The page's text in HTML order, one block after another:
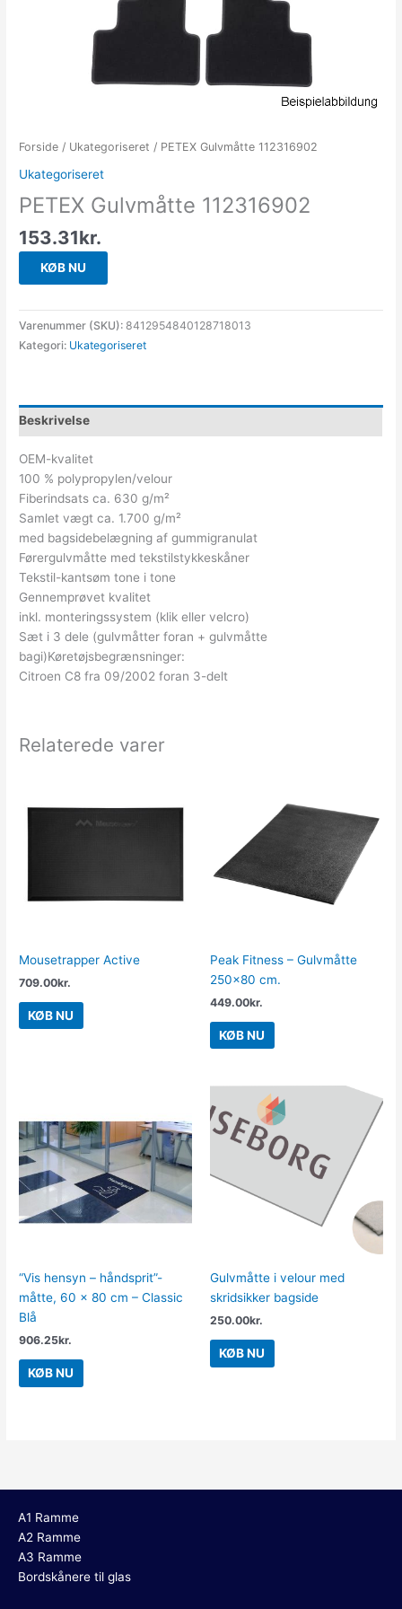
Forside / Ukategoriseret / PETEX Gulvmåtte 112316902
Ukategoriseret
PETEX Gulvmåtte 112316902
153.31kr.
KØB NU
Varenummer (SKU):8412954840128718013
Kategori: Ukategoriseret
Beskrivelse
OEM-kvalitet
100 % polypropylen/velour
Fiberindsats ca. 630 g/m²
Samlet vægt ca. 1.700 g/m²
med bagsidebelægning af gummigranulat
Førergulvmåtte med tekstilstykkeskåner
Tekstil-kantsøm tone i tone
Gennemprøvet kvalitet
inkl. monteringssystem (klik eller velcro)
Sæt i 3 dele (gulvmåtter foran + gulvmåtte
bagi)Køretøjsbegrænsninger:
Citroen C8 fra 09/2002 foran 3-delt
Relaterede varer
Mousetrapper Active
709.00kr.
KØB NU
Peak Fitness – Gulvmåtte
250×80 cm.
449.00kr.
KØB NU
“Vis hensyn – håndsprit”-
måtte, 60 x 80 cm – Classic
Blå
906.25kr.
KØB NU
Gulvmåtte i velour med
skridsikker bagside
250.00kr.
KØB NU
A1 Ramme
A2 Ramme
A3 Ramme
Bordskånere til glas